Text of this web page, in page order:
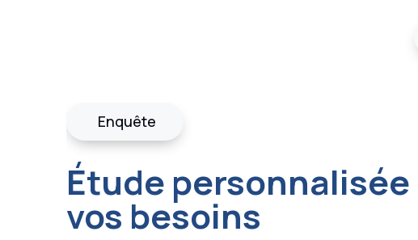
Enquête
Étude personnalisée
vos besoins